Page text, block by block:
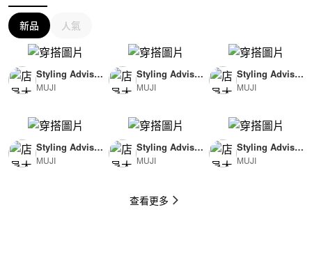
新品 人氣
查看更多
Styling Advisor
( For Woman )
MUJI
Styling Advisor
( For Man )
MUJI
Styling Advisor
( For Man )
MUJI
Styling Advisor
( For Man )
MUJI
Styling Advisor
( For Woman )
MUJI
Styling Advisor
( For Man )
MUJI